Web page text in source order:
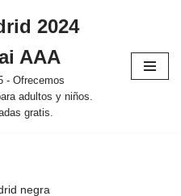
2024
AAA
- Ofrecemos
adultos y niños.
gratis.
negra